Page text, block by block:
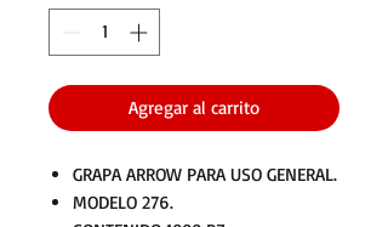
Agregar al carrito
GRAPA ARROW PARA USO GENERAL.
MODELO 276.